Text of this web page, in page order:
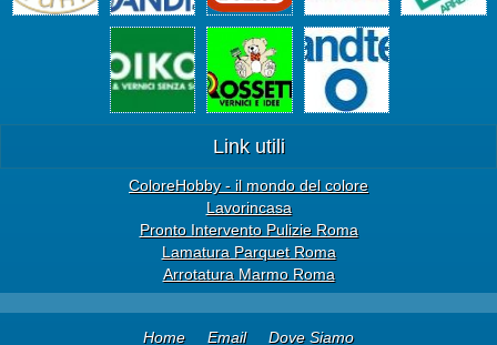
Link utili
ColoreHobby - il mondo del colore
Lavorincasa
Pronto Intervento Pulizie Roma
Lamatura Parquet Roma
Arrotatura Marmo Roma
Home Email Dove Siamo